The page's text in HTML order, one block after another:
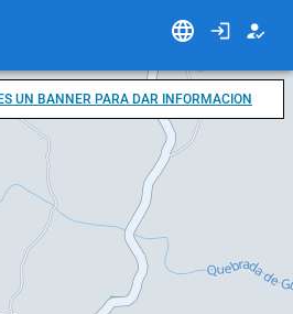
UN BANNER PARA DAR INFORMACION